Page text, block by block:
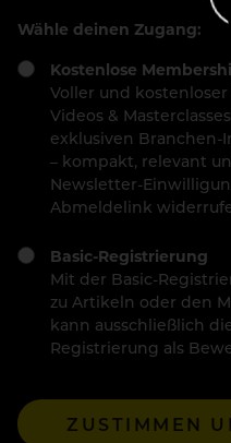
Wähle deinen Zugang:
Kostenlose
Voller und
Videos &
exklusiven
– kompakt, relevant
Newsletter-
Abmeldelink
Basic-Registrierung
Mit der Basic-
zu Artikeln oder den
kann ausschließlich
Registrierung als
ZUSTIMMEN